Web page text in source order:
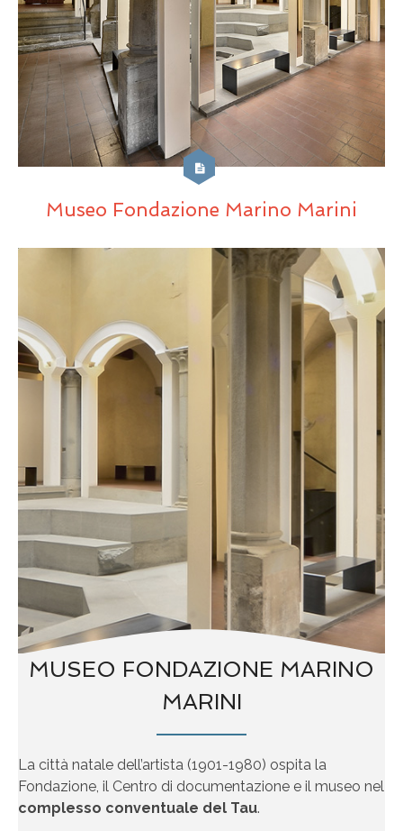
Museo Fondazione Marino Marini
MUSEO FONDAZIONE MARINO
MARINI
La città natale dell’artista (1901-1980) ospita la
Fondazione, il Centro di documentazione e il museo nel
complesso conventuale del Tau.